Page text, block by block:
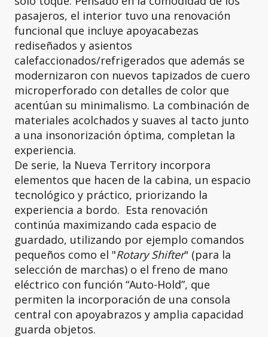
pasajeros, el interior tuvo una renovación
funcional que incluye apoyacabezas
rediseñados y asientos
calefaccionados/refrigerados que además se
modernizaron con nuevos tapizados de cuero
microperforado con detalles de color que
acentúan su minimalismo. La combinación de
materiales acolchados y suaves al tacto junto
a una insonorización óptima, completan la
experiencia.
De serie, la Nueva Territory incorpora
elementos que hacen de la cabina, un espacio
tecnológico y práctico, priorizando la
experiencia a bordo. Esta renovación
continúa maximizando cada espacio de
guardado, utilizando por ejemplo comandos
pequeños como el "Rotary Shifter" (para la
selección de marchas) o el freno de mano
eléctrico con función “Auto-Hold”, que
permiten la incorporación de una consola
central con apoyabrazos y amplia capacidad
guarda objetos.